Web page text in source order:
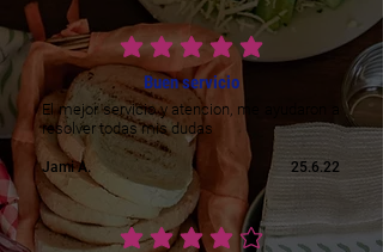
durchschnittliches Rating ist
Buen servicio
El mejor servicio y atencion, me ayudaron a
resolver todas mis dudas
Jami A. 25.6.22
durchschnittliches Rating ist